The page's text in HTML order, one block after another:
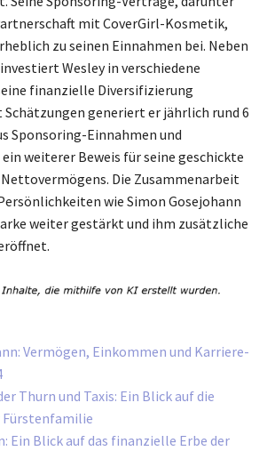
mit CoverGirl-Kosmetik,
zu seinen Einnahmen bei. Neben
Wesley in verschiedene
finanzielle Diversifizierung
generiert er jährlich rund 6
Sponsoring-Einnahmen und
weiterer Beweis für seine geschickte
Die Zusammenarbeit
wie Simon Gosejohann
weiter gestärkt und ihm zusätzliche
Vermögen, Einkommen und Karriere-
Thurn und Taxis: Ein Blick auf die
Fürstenfamilie
Ein Blick auf das finanzielle Erbe der